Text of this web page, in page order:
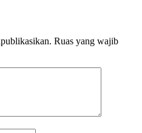
Ruas yang wajib